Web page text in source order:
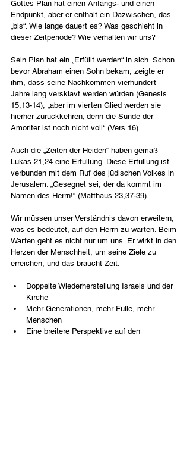
Gottes Plan hat einen Anfangs- und einen
Endpunkt, aber er enthält ein Dazwischen, das
„bis“. Wie lange dauert es? Was geschieht in
dieser Zeitperiode? Wie verhalten wir uns?
Sein Plan hat ein „Erfüllt werden“ in sich. Schon
bevor Abraham einen Sohn bekam, zeigte er
ihm, dass seine Nachkommen vierhundert
Jahre lang versklavt werden würden (Genesis
15,13-14), „aber im vierten Glied werden sie
hierher zurückkehren; denn die Sünde der
Amoriter ist noch nicht voll“ (Vers 16).
Auch die „Zeiten der Heiden“ haben gemäß
Lukas 21,24 eine Erfüllung. Diese Erfüllung ist
verbunden mit dem Ruf des jüdischen Volkes in
Jerusalem: „Gesegnet sei, der da kommt im
Namen des Herrn!“ (Matthäus 23,37-39).
Wir müssen unser Verständnis davon erweitern,
was es bedeutet, auf den Herrn zu warten. Beim
Warten geht es nicht nur um uns. Er wirkt in den
Herzen der Menschheit, um seine Ziele zu
erreichen, und das braucht Zeit.
Doppelte Wiederherstellung Israels und der
Kirche
Mehr Generationen, mehr Fülle, mehr
Menschen
Eine breitere Perspektive auf den